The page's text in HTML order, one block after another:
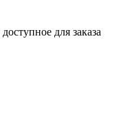
для заказа